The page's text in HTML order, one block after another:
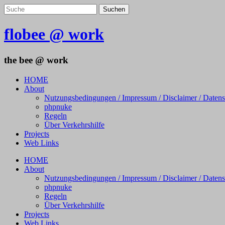
flobee @ work
the bee @ work
HOME
About
Nutzungsbedingungen / Impressum / Disclaimer /
phpnuke
Regeln
Über Verkehrshilfe
Projects
Web Links
HOME
About
Nutzungsbedingungen / Impressum / Disclaimer /
phpnuke
Regeln
Über Verkehrshilfe
Projects
Web Links